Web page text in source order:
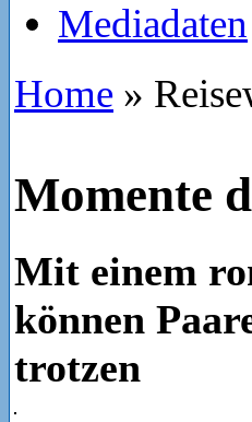
Mediadaten
Home »
Momente
Mit einem
können
trotzen